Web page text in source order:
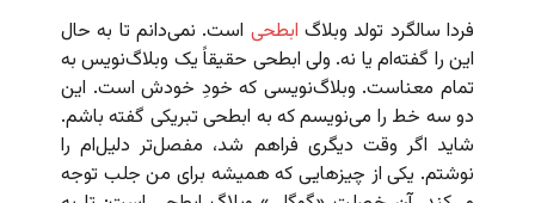
فردا سالگرد تولد وبلاگ ابطحی است. نمی‌دانم تا به حال
این را گفته‌ام یا نه. ولی ابطحی حقیقاً یک وبلاگ‌نویس به
تمام معناست. وبلاگ‌نویسی که خودِ خودش است. این
دو سه خط را می‌نویسم که به ابطحی تبریکی گفته باشم.
شاید اگر وقت دیگری فراهم شد، مفصل‌تر دلیل‌ام را
نوشتم. یکی از چیزهایی که همیشه برای من جلب توجه